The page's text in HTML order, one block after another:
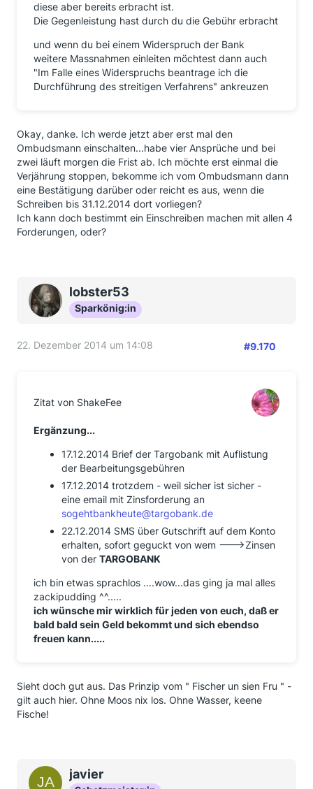
diese aber bereits erbracht ist.
Die Gegenleistung hast durch du die Gebühr erbracht
und wenn du bei einem Widerspruch der Bank
weitere Massnahmen einleiten möchtest dann auch
"Im Falle eines Widerspruchs beantrage ich die
Durchführung des streitigen Verfahrens" ankreuzen
Okay, danke. Ich werde jetzt aber erst mal den
Ombudsmann einschalten...habe vier Ansprüche und bei
zwei läuft morgen die Frist ab. Ich möchte erst einmal die
Verjährung stoppen, bekomme ich vom Ombudsmann dann
eine Bestätigung darüber oder reicht es aus, wenn die
Schreiben bis 31.12.2014 dort vorliegen?
Ich kann doch bestimmt ein Einschreiben machen mit allen 4
Forderungen, oder?
lobster53
Sparkönig:in
22. Dezember 2014 um 14:08 #9.170
Zitat von ShakeFee
Ergänzung...
17.12.2014 Brief der Targobank mit Auflistung
der Bearbeitungsgebühren
17.12.2014 trotzdem - weil sicher ist sicher -
eine email mit Zinsforderung an
sogehtbankheute@targobank.de
22.12.2014 SMS über Gutschrift auf dem Konto
erhalten, sofort geguckt von wem --->Zinsen
von der TARGOBANK
ich bin etwas sprachlos ....wow...das ging ja mal alles
zackipudding ^^.....
ich wünsche mir wirklich für jeden von euch, daß er
bald bald sein Geld bekommt und sich ebendso
freuen kann.....
Sieht doch gut aus. Das Prinzip vom " Fischer un sien Fru " -
gilt auch hier. Ohne Moos nix los. Ohne Wasser, keene
Fische!
javier